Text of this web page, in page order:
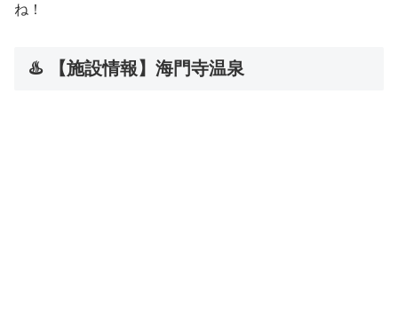
ね！
♨️ 【施設情報】海門寺温泉